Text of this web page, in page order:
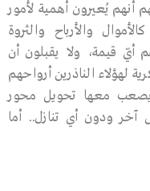
يُعيرون أهمية لأمور
والأرباح والثروة
أيّ قيمة، ولا يقبلون أن
لهؤلاء الناذرين أرواحهم
يصعب معها تحويل محور
ودون أي تنازل.. أما